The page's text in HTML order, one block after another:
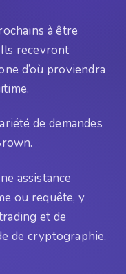
à être
recevront
d’où proviendra
de demandes
assistance
ou requête, y
et de
de cryptographie,